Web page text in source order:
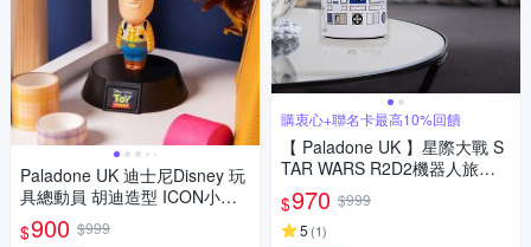
Paladone UK 迪士尼Disney 玩
具總動員 胡迪造型 ICON小夜
燈
$900 $999
購衷心+聯名卡最高10%回饋
【 Paladone UK 】星際大戰 S
TAR WARS R2D2機器人旅行
不鏽鋼 隨身咖啡杯/冷熱飲杯
$970 $999
5 (1)